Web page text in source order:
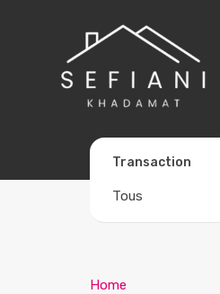
Transaction
Tous
Home